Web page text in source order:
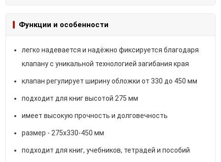
Функции и особенности
легко надевается и надёжно фиксируется благодаря
клапану с уникальной технологией загибания края
клапан регулирует ширину обложки от 330 до 450 мм
подходит для книг высотой 275 мм
имеет высокую прочность и долговечность
размер - 275х330-450 мм
подходит для книг, учебников, тетрадей и пособий